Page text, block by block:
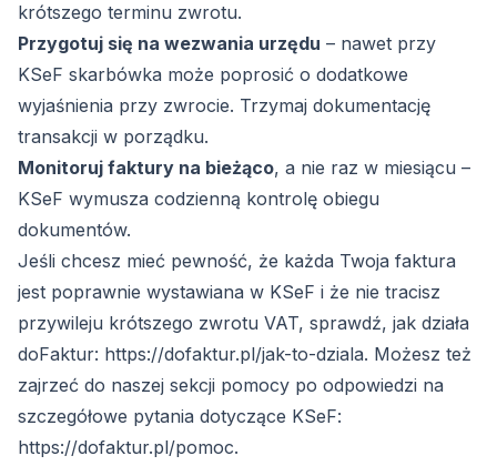
krótszego terminu zwrotu.
Przygotuj się na wezwania urzędu – nawet przy
KSeF skarbówka może poprosić o dodatkowe
wyjaśnienia przy zwrocie. Trzymaj dokumentację
transakcji w porządku.
Monitoruj faktury na bieżąco, a nie raz w miesiącu –
KSeF wymusza codzienną kontrolę obiegu
dokumentów.
Jeśli chcesz mieć pewność, że każda Twoja faktura
jest poprawnie wystawiana w KSeF i że nie tracisz
przywileju krótszego zwrotu VAT, sprawdź, jak działa
doFaktur: https://dofaktur.pl/jak-to-dziala. Możesz też
zajrzeć do naszej sekcji pomocy po odpowiedzi na
szczegółowe pytania dotyczące KSeF:
https://dofaktur.pl/pomoc.